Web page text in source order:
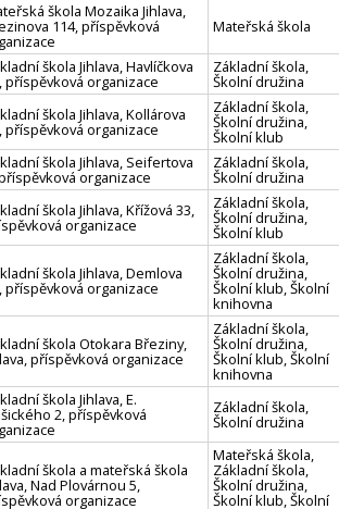
škola Mozaika Jihlava,
114, příspěvková Mateřská škola
škola Jihlava, Havlíčkova
příspěvková organizace
Základní škola,
Školní družina
škola Jihlava, Kollárova
příspěvková organizace
Základní škola,
Školní družina,
Školní klub
škola Jihlava, Seifertova
organizace
Základní škola,
Školní družina
škola Jihlava, Křížová 33,
organizace
Základní škola,
Školní družina,
Školní klub
škola Jihlava, Demlova
příspěvková organizace
Základní škola,
Školní družina,
Školní klub, Školní
knihovna
škola Otokara Březiny,
příspěvková organizace
Základní škola,
Školní družina,
Školní klub, Školní
knihovna
škola Jihlava, E.
2, příspěvková Základní škola,
Školní družina
škola a mateřská škola
Nad Plovárnou 5,
organizace
Mateřská škola,
Základní škola,
Školní družina,
Školní klub, Školní